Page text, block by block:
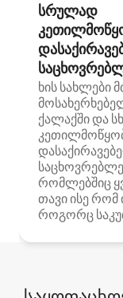
სრულად
ხის სახლები
ქალაქში და
რომლებშიც
თავი ისე
როგორც